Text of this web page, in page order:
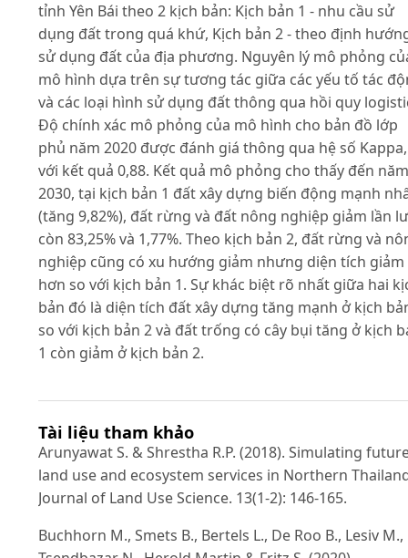
tỉnh Yên Bái theo 2 kịch bản: Kịch bản 1 - nhu cầu sử
dụng đất trong quá khứ, Kịch bản 2 - theo định
sử dụng đất của địa phương. Nguyên lý mô phỏng
mô hình dựa trên sự tương tác giữa các yếu tố tác
và các loại hình sử dụng đất thông qua hồi quy
Độ chính xác mô phỏng của mô hình cho bản đồ lớp
phủ năm 2020 được đánh giá thông qua hệ số Kappa,
với kết quả 0,88. Kết quả mô phỏng cho thấy đến năm
2030, tại kịch bản 1 đất xây dựng biến động mạnh
(tăng 9,82%), đất rừng và đất nông nghiệp giảm lần
còn 83,25% và 1,77%. Theo kịch bản 2, đất rừng và
nghiệp cũng có xu hướng giảm nhưng diện tích
hơn so với kịch bản 1. Sự khác biệt rõ nhất giữa hai
bản đó là diện tích đất xây dựng tăng mạnh ở kịch
so với kịch bản 2 và đất trống có cây bụi tăng ở kịch
1 còn giảm ở kịch bản 2.
Tài liệu tham khảo
Arunyawat S. & Shrestha R.P. (2018). Simulating
land use and ecosystem services in Northern
Journal of Land Use Science. 13(1-2): 146-165.
Buchhorn M., Smets B., Bertels L., De Roo B., Lesiv M.,